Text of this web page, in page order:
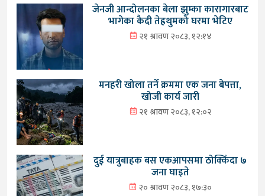
जेनजी आन्दोलनका बेला झुम्का कारागारबाट
भागेका कैदी तेह्रथुमको घरमा भेटिए
२१ श्रावण २०८३, १२:१४
मनहरी खोला तर्ने क्रममा एक जना बेपत्ता,
खोजी कार्य जारी
२१ श्रावण २०८३, १२:०२
दुई यात्रुबाहक बस एकआपसमा ठोक्किँदा ७
जना घाइते
२० श्रावण २०८३, १७:३०